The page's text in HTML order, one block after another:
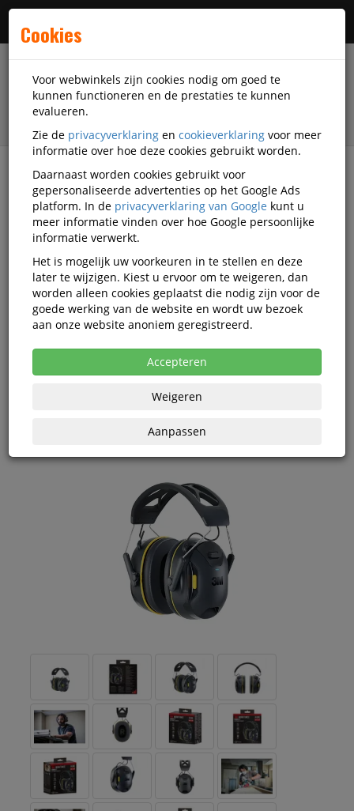
filter
Veiligheidsartikelen
Gehoorbescherming
Gehoorkappen
Oorkap 3M WorkTunes Connect
Bluetooth 94-110 dB zwart
Korting vanaf aankoop 2 eenheden, zieprijsoverzicht
Cookies
Voor webwinkels zijn cookies nodig om goed te
kunnen functioneren en de prestaties te kunnen
evalueren.
Zie de privacyverklaring en cookieverklaring voor meer
informatie over hoe deze cookies gebruikt worden.
Daarnaast worden cookies gebruikt voor
gepersonaliseerde advertenties op het Google Ads
platform. In de privacyverklaring van Google kunt u
meer informatie vinden over hoe Google persoonlijke
informatie verwerkt.
Het is mogelijk uw voorkeuren in te stellen en deze
later te wijzigen. Kiest u ervoor om te weigeren, dan
worden alleen cookies geplaatst die nodig zijn voor de
goede werking van de website en wordt uw bezoek
aan onze website anoniem geregistreerd.
Accepteren
Weigeren
Aanpassen